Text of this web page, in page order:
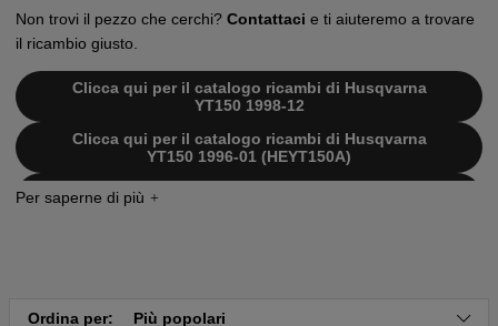
Non trovi il pezzo che cerchi? Contattaci e ti aiuteremo a trovare
il ricambio giusto.
Clicca qui per il catalogo ricambi di Husqvarna
YT150 1998-12
Clicca qui per il catalogo ricambi di Husqvarna
YT150 1996-01 (HEYT150A)
Clicca qui per il catalogo ricambi di Husqvarna
YT150 1996-01 (HEYT150H)
YT150 2000-03 (HEYT155E)
Ordina per: Più popolari